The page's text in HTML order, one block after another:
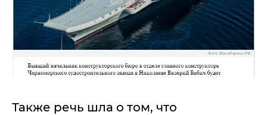
Также речь шла о том, что